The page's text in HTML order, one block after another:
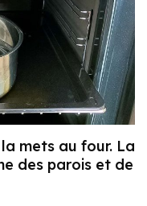
mets au four. La
des parois et de